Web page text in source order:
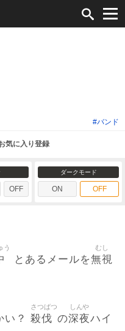
#バンド
気に入り登録
OFF
ダークモード
ON OFF
う
とあるメールを無視
むし
い？ 殺伐
さつばつ
の深夜
しんや
ハイ